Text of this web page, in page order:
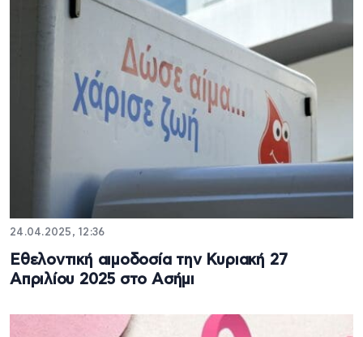
24.04.2025, 12:36
Εθελοντική αιμοδοσία την Κυριακή 27
Απριλίου 2025 στο Ασήμι